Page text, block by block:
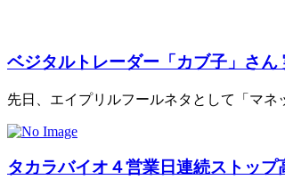
ベジタルトレーダー「カブ子」さん
先日、エイプリルフールネタとして「マ
タカラバイオ４営業日連続ストップ